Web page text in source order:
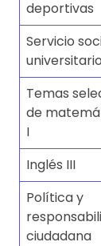
deportivas
Servicio
universitario
Temas
de
I
Inglés III
Política y
ciudadana